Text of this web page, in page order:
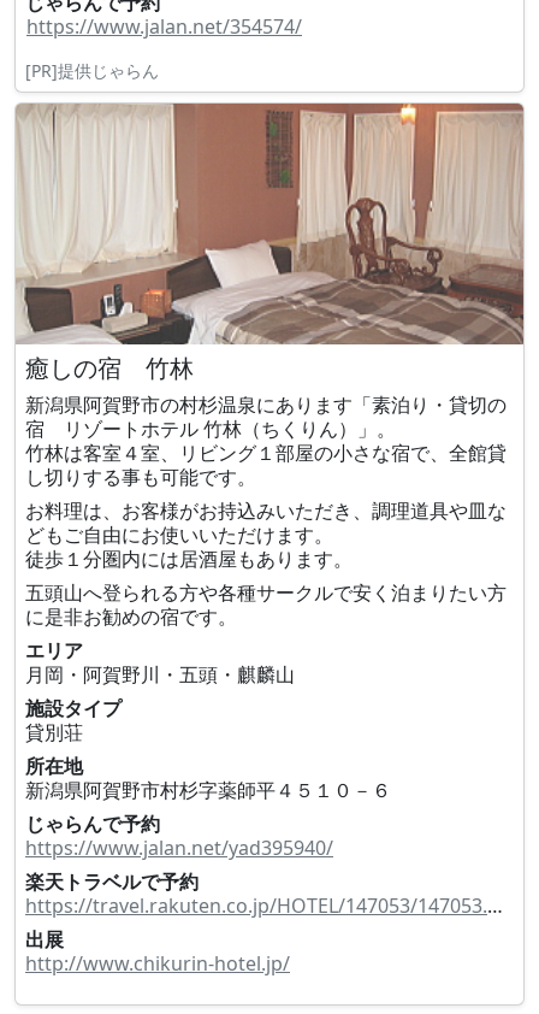
https://www.jalan.net/354574/
[PR]提供じゃらん
癒しの宿 竹林
新潟県阿賀野市の村杉温泉にあります「素泊り・貸切の
宿 リゾートホテル 竹林（ちくりん）」。
竹林は客室４室、リビング１部屋の小さな宿で、全館貸
し切りする事も可能です。
お料理は、お客様がお持込みいただき、調理道具や皿な
どもご自由にお使いいただけます。
徒歩１分圏内には居酒屋もあります。
五頭山へ登られる方や各種サークルで安く泊まりたい方
に是非お勧めの宿です。
エリア
月岡・阿賀野川・五頭・麒麟山
施設タイプ
貸別荘
所在地
新潟県阿賀野市村杉字薬師平４５１０－６
じゃらんで予約
https://www.jalan.net/yad395940/
楽天トラベルで予約
https://travel.rakuten.co.jp/HOTEL/147053/147053.html
出展
http://www.chikurin-hotel.jp/